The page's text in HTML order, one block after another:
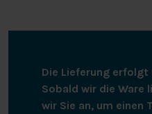
Die Lieferung erfolgt
Sobald wir die Ware
wir Sie an, um einen